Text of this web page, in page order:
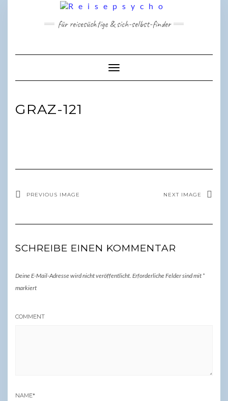
für reisesüchtige & sich-selbst-finder
Toggle Navigation
GRAZ-121
PREVIOUS IMAGE NEXT IMAGE
SCHREIBE EINEN KOMMENTAR
Deine E-Mail-Adresse wird nicht veröffentlicht. Erforderliche Felder sind mit *
markiert
COMMENT
NAME*